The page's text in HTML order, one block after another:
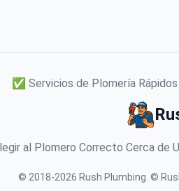
✅ Servicios de Plomería
al Plomero Correcto Cerca de
© 2018-2026 Rush Plumbing ©